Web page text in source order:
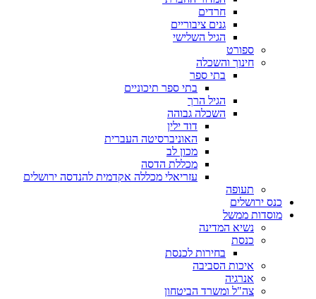
חרדים
גנים ציבוריים
הגיל השלישי
ספורט
חינוך והשכלה
בתי ספר
בתי ספר תיכוניים
הגיל הרך
השכלה גבוהה
דוד ילין
האוניברסיטה העברית
מכון לב
מכללת הדסה
עזריאלי מכללה אקדמית להנדסה ירושלים
תעופה
כנס ירושלים
מוסדות ממשל
נשיא המדינה
כנסת
בחירות לכנסת
איכות הסביבה
אנרגיה
צה"ל ומשרד הביטחון